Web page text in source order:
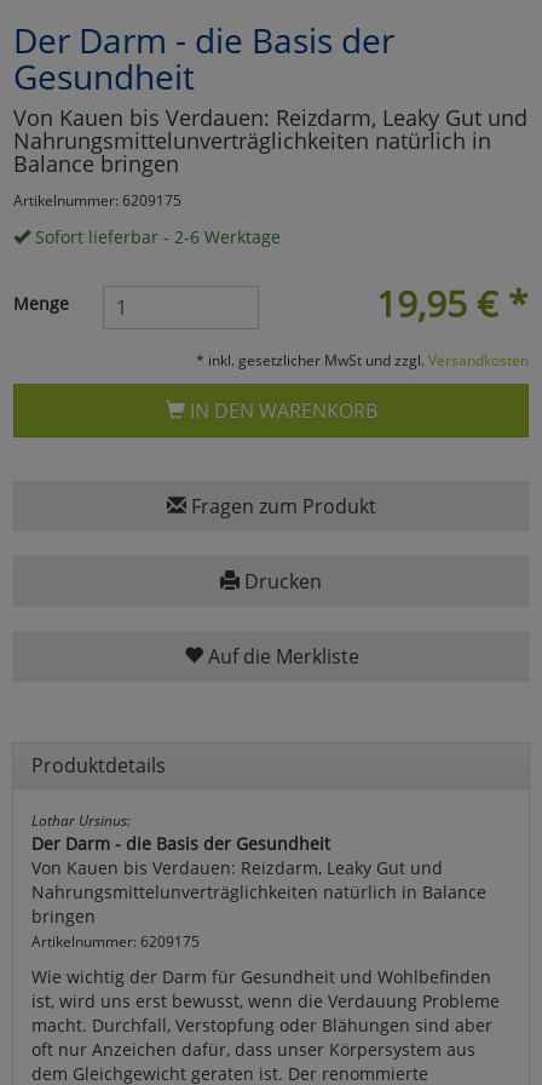
Der Darm - die Basis der
Gesundheit
Von Kauen bis Verdauen: Reizdarm, Leaky Gut und
Nahrungsmittelunverträglichkeiten natürlich in
Balance bringen
Artikelnummer: 6209175
Sofort lieferbar - 2-6 Werktage
19,95 € *
Menge
* inkl. gesetzlicher MwSt und zzgl. Versandkosten
IN DEN WARENKORB
Fragen zum Produkt
Drucken
Auf die Merkliste
Produktdetails
Lothar Ursinus:
Der Darm - die Basis der Gesundheit
Von Kauen bis Verdauen: Reizdarm, Leaky Gut und
Nahrungsmittelunverträglichkeiten natürlich in Balance
bringen
Artikelnummer: 6209175
Wie wichtig der Darm für Gesundheit und Wohlbefinden
ist, wird uns erst bewusst, wenn die Verdauung Probleme
macht. Durchfall, Verstopfung oder Blähungen sind aber
oft nur Anzeichen dafür, dass unser Körpersystem aus
dem Gleichgewicht geraten ist. Der renommierte
Marketing
Umfragetools
zu Haupptseite